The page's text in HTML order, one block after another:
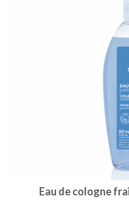
Eau de cologne